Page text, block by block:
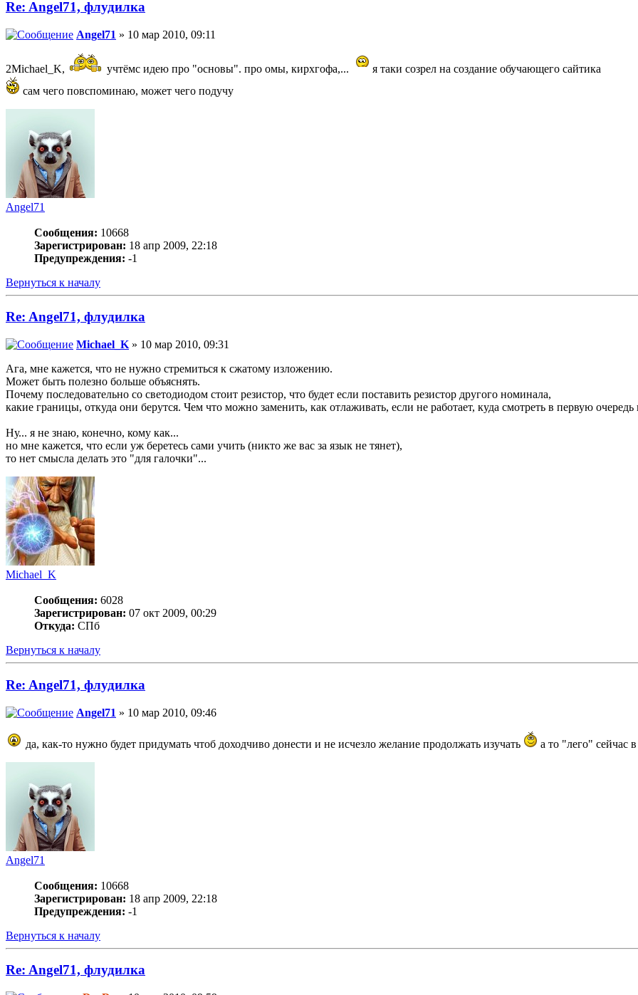
Re: Angel71, флудилка
Angel71 » 10 мар 2010, 09:11
2Michael_K, учтёмс идею про "основы". про омы, кирхгофа,...
я таки созрел на создание обучающего сайтика
сам чего повспоминаю, может чего подучу
Angel71
Сообщения: 10668
Зарегистрирован: 18 апр 2009, 22:18
Предупреждения: -1
Вернуться к началу
Re: Angel71, флудилка
Michael_K » 10 мар 2010, 09:31
Ага, мне кажется, что не нужно стремиться к сжатому изложению.
Может быть полезно больше объяснять.
Почему последовательно со светодиодом стоит резистор, что будет если поставить резистор другого номинала,
какие границы, откуда они берутся. Чем что можно заменить, как отлаживать, если не работает, куда смотреть в первую очередь
Ну... я не знаю, конечно, кому как...
но мне кажется, что если уж беретесь сами учить (никто же вас за язык не тянет),
то нет смысла делать это "для галочки"...
Michael_K
Сообщения: 6028
Зарегистрирован: 07 окт 2009, 00:29
Откуда: СПб
Вернуться к началу
Re: Angel71, флудилка
Angel71 » 10 мар 2010, 09:46
да, как-то нужно будет придумать чтоб доходчиво донести и не исчезло желание продолжать изучать а то "лего" сейчас
Angel71
Сообщения: 10668
Зарегистрирован: 18 апр 2009, 22:18
Предупреждения: -1
Вернуться к началу
Re: Angel71, флудилка